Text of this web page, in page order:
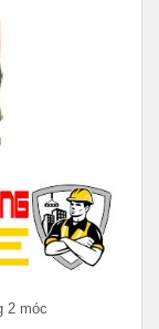
2 móc